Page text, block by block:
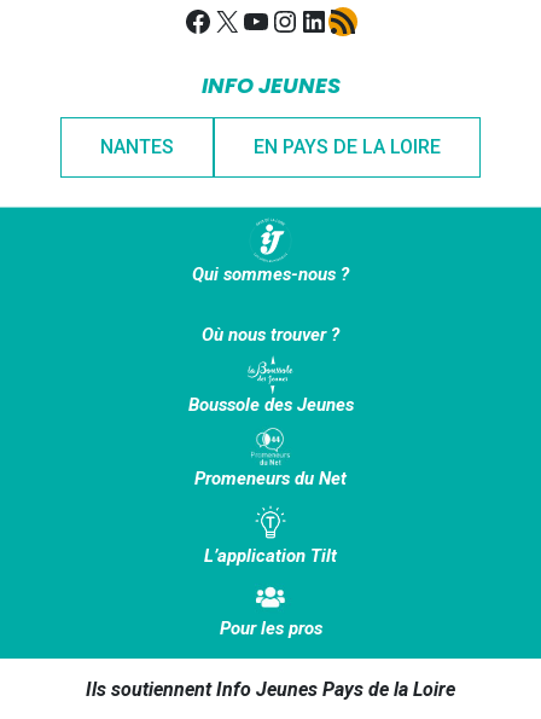
Facebook
X YouTube
Instagram
LinkedIn
Flux RSS
INFO JEUNES
NANTES EN PAYS DE LA LOIRE
Qui sommes-nous ?
Où nous trouver ?
Boussole des Jeunes
Promeneurs du Net
L’application Tilt
Pour les pros
Ils soutiennent Info Jeunes Pays de la Loire